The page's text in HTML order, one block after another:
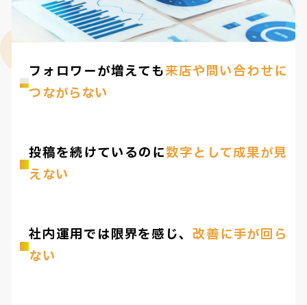
フォロワーが増えても来店や問い合わせに
つながらない
投稿を続けているのに数字として成果が見
えない
社内運用では限界を感じ、 改善に手が回ら
ない